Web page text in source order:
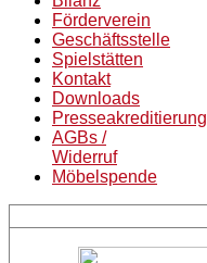
Förderverein
Geschäftsstelle
Spielstätten
Kontakt
Downloads
Presseakreditierung
AGBs /
Widerruf
Möbelspende